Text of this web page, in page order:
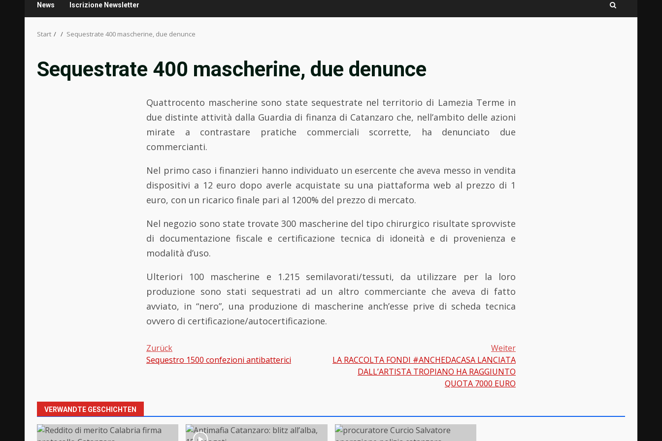
News Iscrizione Newsletter
Start Sequestrate 400 mascherine, due denunce
Sequestrate 400 mascherine, due denunce
Quattrocento mascherine sono state sequestrate nel territorio di Lamezia Terme in
due distinte attività dalla Guardia di finanza di Catanzaro che, nell’ambito delle azioni
mirate a contrastare pratiche commerciali scorrette, ha denunciato due
commercianti.
Nel primo caso i finanzieri hanno individuato un esercente che aveva messo in vendita
dispositivi a 12 euro dopo averle acquistate su una piattaforma web al prezzo di 1
euro, con un ricarico finale pari al 1200% del prezzo di mercato.
Nel negozio sono state trovate 300 mascherine del tipo chirurgico risultate sprovviste
di documentazione fiscale e certificazione tecnica di idoneità e di provenienza e
modalità d’uso.
Ulteriori 100 mascherine e 1.215 semilavorati/tessuti, da utilizzare per la loro
produzione sono stati sequestrati ad un altro commerciante che aveva di fatto
avviato, in “nero”, una produzione di mascherine anch’esse prive di scheda tecnica
ovvero di certificazione/autocertificazione.
Beitragsnavigation
Zurück
Sequestro 1500 confezioni antibatterici
Weiter
LA RACCOLTA FONDI #ANCHEDACASA LANCIATA
DALL’ARTISTA TROPIANO HA RAGGIUNTO
QUOTA 7000 EURO
VERWANDTE GESCHICHTEN